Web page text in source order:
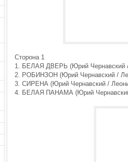
Сторона 1
1. БЕЛАЯ ДВЕРЬ (Юрий Чернавский /
2. РОБИНЗОН (Юрий Чернавский /
3. СИРЕНА (Юрий Чернавский /
4. БЕЛАЯ ПАНАМА (Юрий